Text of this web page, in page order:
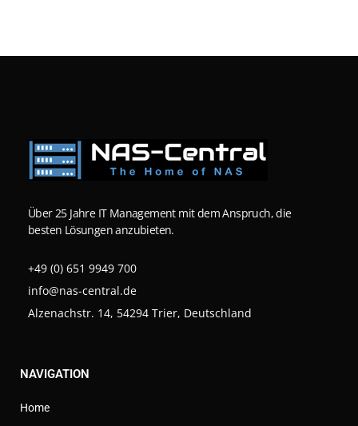
Über 25 Jahre IT Management mit dem Anspruch, die
besten Lösungen anzubieten.
+49 (0) 651 9949 700
info@nas-central.de
Alzenachstr. 14, 54294 Trier, Deutschland
NAVIGATION
Home